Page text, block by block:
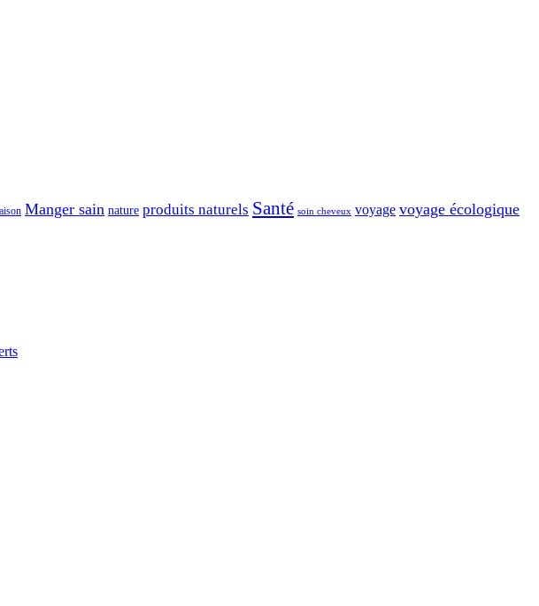
Manger sain nature produits naturels Santé soin cheveux voyage voyage écologique